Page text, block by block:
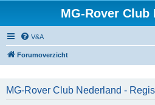
MG-Rover Club
V&A
Forumoverzicht
MG-Rover Club Nederland -